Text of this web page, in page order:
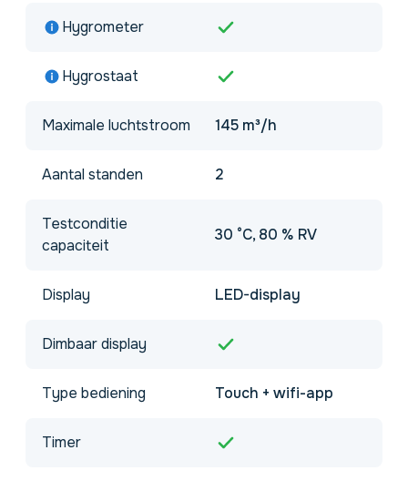
Hygrometer
Hygrostaat
Maximale luchtstroom 145 m³/h
Aantal standen 2
Testconditie
capaciteit
30 °C, 80 % RV
Display LED-display
Dimbaar display
Type bediening Touch + wifi-app
Timer